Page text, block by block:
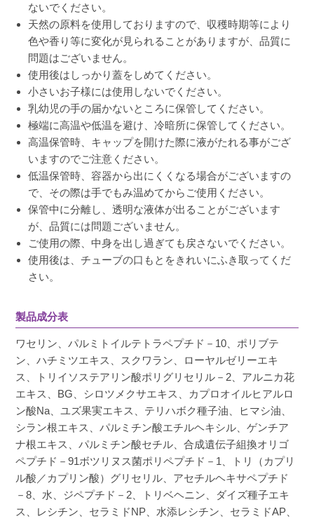
ないでください。
天然の原料を使用しておりますので、収穫時期等により
色や香り等に変化が見られることがありますが、品質に
問題はございません。
使用後はしっかり蓋をしめてください。
小さいお子様には使用しないでください。
乳幼児の手の届かないところに保管してください。
極端に高温や低温を避け、冷暗所に保管してください。
高温保管時、キャップを開けた際に液がたれる事がござ
いますのでご注意ください。
低温保管時、容器から出にくくなる場合がございますの
で、その際は手でもみ温めてからご使用ください。
保管中に分離し、透明な液体が出ることがございます
が、品質には問題ございません。
ご使用の際、中身を出し過ぎても戻さないでください。
使用後は、チューブの口もとをきれいにふき取ってくだ
さい。
製品成分表
ワセリン、パルミトイルテトラペプチド－10、ポリブテ
ン、ハチミツエキス、スクワラン、ローヤルゼリーエキ
ス、トリイソステアリン酸ポリグリセリル－2、アルニカ花
エキス、BG、シロツメクサエキス、カプロオイルヒアルロ
ン酸Na、ユズ果実エキス、テリハボク種子油、ヒマシ油、
シラン根エキス、パルミチン酸エチルヘキシル、ゲンチア
ナ根エキス、パルミチン酸セチル、合成遺伝子組換オリゴ
ペプチド－91ボツリヌス菌ポリペプチド－1、トリ（カプリ
ル酸／カプリン酸）グリセリル、アセチルヘキサペプチド
－8、水、ジペプチド－2、トリベヘニン、ダイズ種子エキ
ス、レシチン、セラミドNP、水添レシチン、セラミドAP、